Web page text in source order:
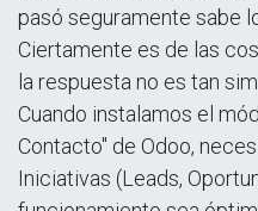
pasó seguramente sabe
Ciertamente es de las
la respuesta no es tan
Cuando instalamos el
Contacto" de Odoo,
Iniciativas (Leads,